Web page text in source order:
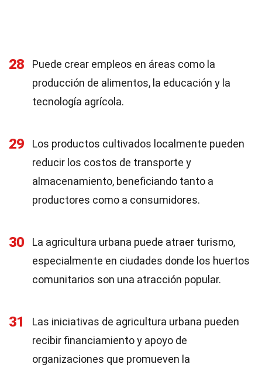
28
Puede crear empleos en áreas como la
producción de alimentos, la educación y la
tecnología agrícola.
29
Los productos cultivados localmente pueden
reducir los costos de transporte y
almacenamiento, beneficiando tanto a
productores como a consumidores.
30
La agricultura urbana puede atraer turismo,
especialmente en ciudades donde los huertos
comunitarios son una atracción popular.
31
Las iniciativas de agricultura urbana pueden
recibir financiamiento y apoyo de
organizaciones que promueven la